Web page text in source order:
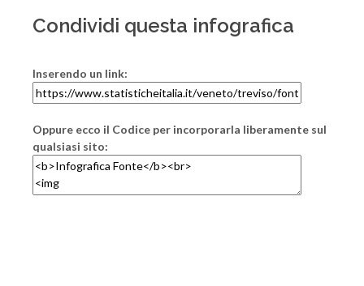
Condividi questa infografica
Inserendo un link:
Oppure ecco il Codice per incorporarla liberamente sul
qualsiasi sito: